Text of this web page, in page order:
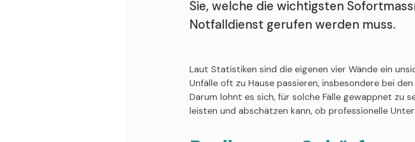
Sie, welche die wichtigsten
Notfalldienst gerufen werden muss.
Laut Statistiken sind die eigenen vier Wände ein
Unfälle oft zu Hause passieren, insbesondere bei
Darum lohnt es sich, für solche Fälle gewappnet zu
leisten und abschätzen kann, ob professionelle